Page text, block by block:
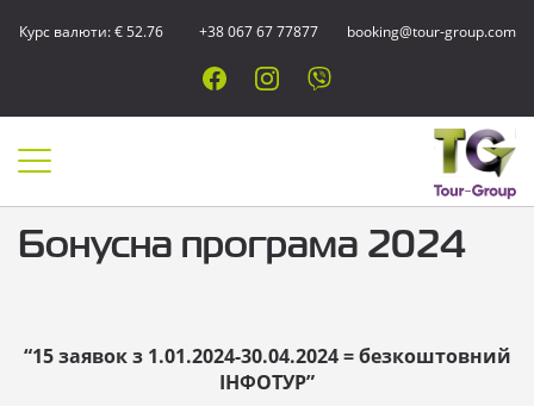
Курс валюти: € 52.76 +38 067 67 77877 booking@tour-group.com
Бонусна програма 2024
“15 заявок з 1.01.2024-30.04.2024 = безкоштовний
ІНФОТУР”